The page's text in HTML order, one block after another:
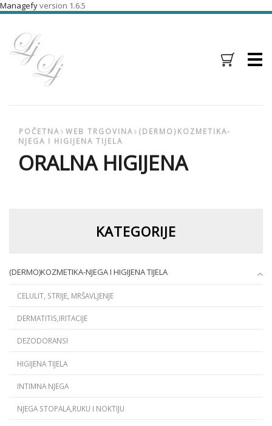
Managefyversion 1.6.5
Menu
POČETNA WEB TRGOVINA
(DERMO)KOZMETIKA-
NJEGA I HIGIJENA TIJELA
ORALNA HIGIJENA
KATEGORIJE
(DERMO)KOZMETIKA-NJEGA I HIGIJENA TIJELA
CELULIT, STRIJE, MRŠAVLJENJE
DERMATITIS,IRITACIJE
DEZODORANSI
HIGIJENA TIJELA
INTIMNA NJEGA
NJEGA STOPALA,RUKU I NOKTIJU